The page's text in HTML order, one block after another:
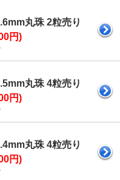
丸珠 2粒売り
円)
丸珠 4粒売り
円)
丸珠 4粒売り
円)